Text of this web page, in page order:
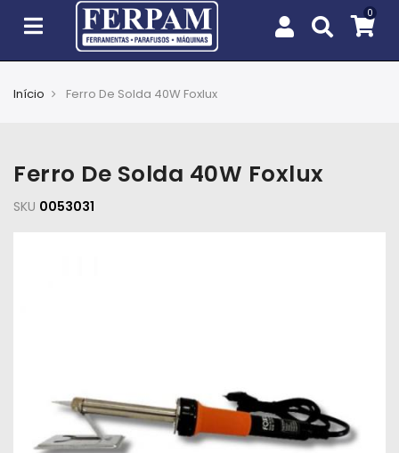
e
Jardim
Máquinas
Iluminação
Início Ferro De Solda 40W Foxlux
Ferro De Solda 40W Foxlux
SKU 0053031